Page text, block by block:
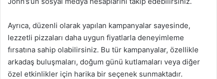
Ayrıca, düzenli olarak yapılan kampanyalar sayesinde,
lezzetli pizzaları daha uygun fiyatlarla deneyimleme
fırsatına sahip olabilirsiniz. Bu tür kampanyalar, özellikle
arkadaş buluşmaları, doğum günü kutlamaları veya diğer
özel etkinlikler için harika bir seçenek sunmaktadır.